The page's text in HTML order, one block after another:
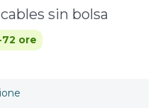
sin bolsa
ore